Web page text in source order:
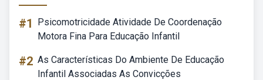
#1
Psicomotricidade Atividade De Coordenação
Motora Fina Para Educação Infantil
#2 As Características Do Ambiente De Educação
Infantil Associadas As Convicções